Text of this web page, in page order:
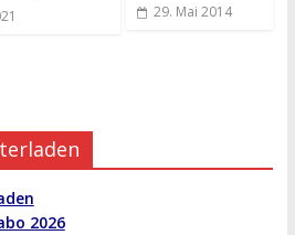
29. Mai 2014
2026